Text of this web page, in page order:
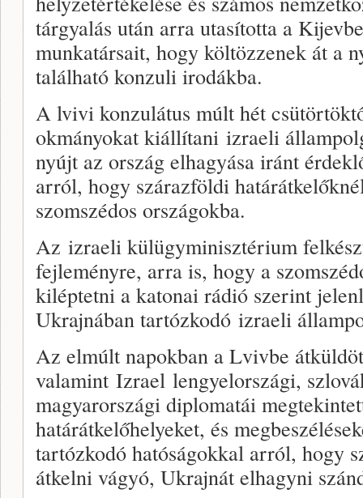
tárgyalás után arra utasította a
munkatársait, hogy költözzenek át a
található konzuli irodákba.
A lvivi konzulátus múlt hét
okmányokat kiállítani izraeli
nyújt az ország elhagyása iránt
arról, hogy szárazföldi
szomszédos országokba.
Az izraeli külügyminisztérium
fejleményre, arra is, hogy a
kiléptetni a katonai rádió szerint
Ukrajnában tartózkodó izraeli
Az elmúlt napokban a Lvivbe
valamint Izrael lengyelországi,
magyarországi diplomatái
határátkelőhelyeket, és
tartózkodó hatóságokkal arról, hogy
átkelni vágyó, Ukrajnát elhagyni